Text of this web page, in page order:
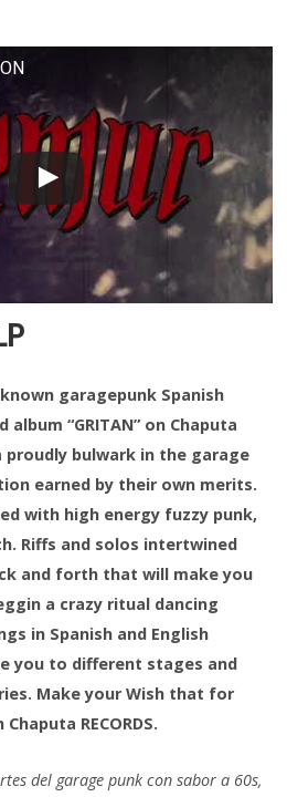
known garagepunk Spanish
“GRITAN” on Chaputa
proudly bulwark in the garage
earned by their own merits.
with high energy fuzzy punk,
Riffs and solos intertwined
and forth that will make you
a crazy ritual dancing
in Spanish and English
you to different stages and
Make your Wish that for
RECORDS.
del garage punk con sabor a 60s,